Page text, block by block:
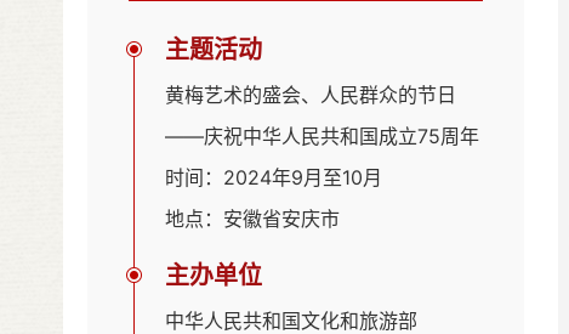
主题活动
黄梅艺术的盛会、人民群众的节日
——庆祝中华人民共和国成立75周年
时间：2024年9月至10月
地点：安徽省安庆市
主办单位
中华人民共和国文化和旅游部